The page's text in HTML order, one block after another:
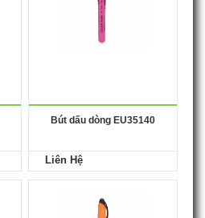
Bút dấu dòng EU35140
Liên Hệ